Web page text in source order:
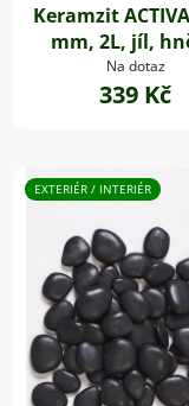
Keramzit
mm, 2L, jíl,
Na dotaz
339 Kč
EXTERIÉR / INTERIÉR